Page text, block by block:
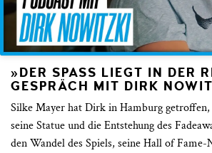
»DER SPASS LIEGT IN DER
ESPRÄCH MIT DIRK
Silke Mayer hat Dirk in Hamburg
seine Statue und die Entstehung des
den Wandel des Spiels, seine Hall of